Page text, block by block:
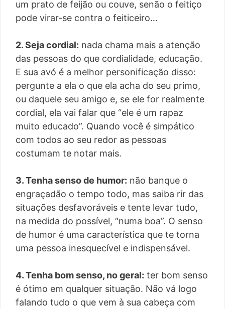
um prato de feijão ou couve, senão o feitiço
pode virar-se contra o feiticeiro…
2. Seja cordial: nada chama mais a atenção
das pessoas do que cordialidade, educação.
E sua avó é a melhor personificação disso:
pergunte a ela o que ela acha do seu primo,
ou daquele seu amigo e, se ele for realmente
cordial, ela vai falar que “ele é um rapaz
muito educado”. Quando você é simpático
com todos ao seu redor as pessoas
costumam te notar mais.
3. Tenha senso de humor: não banque o
engraçadão o tempo todo, mas saiba rir das
situações desfavoráveis e tente levar tudo,
na medida do possível, “numa boa”. O senso
de humor é uma característica que te torna
uma pessoa inesquecível e indispensável.
4. Tenha bom senso, no geral: ter bom senso
é ótimo em qualquer situação. Não vá logo
falando tudo o que vem à sua cabeça com